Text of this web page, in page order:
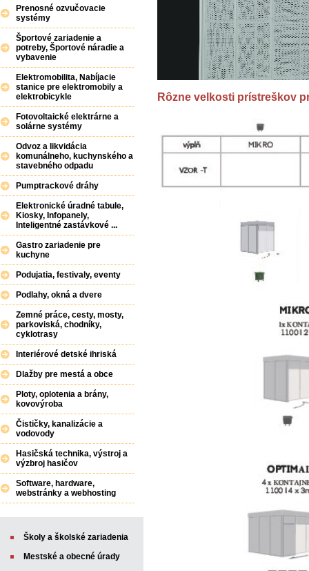
Rôzne velkosti prístreškov
Prenosné ozvučovacie
systémy
Športové zariadenie a
potreby, Športové náradie a
vybavenie
Elektromobilita, Nabíjacie
stanice pre elektromobily a
elektrobicykle
Fotovoltaické elektrárne a
solárne systémy
Odvoz a likvidácia
komunálneho, kuchynského a
stavebného odpadu
Pumptrackové dráhy
Elektronické úradné tabule,
Kiosky, Infopanely,
Inteligentné zastávkové ...
Gastro zariadenie pre
kuchyne
Podujatia, festivaly, eventy
Podlahy, okná a dvere
Zemné práce, cesty, mosty,
parkoviská, chodníky,
cyklotrasy
Interiérové detské ihriská
Dlažby pre mestá a obce
Ploty, oplotenia a brány,
kovovýroba
Čističky, kanalizácie a
vodovody
Hasičská technika, výstroj a
výzbroj hasičov
Software, hardware,
webstránky a webhosting
Školy a školské zariadenia
Mestské a obecné úrady